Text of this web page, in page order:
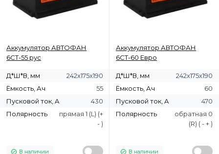
Аккумулятор АВТОФАН
6СТ-55 рус
Д*Ш*В, мм
242x175x190
Ёмкость, Ач
55
Пусковой ток, A
430
Полярность
прямая 1 (L) (+
- )
В наличии
Аккумулятор АВТОФАН
6СТ-60 Евро
Д*Ш*В, мм
242x175x190
Ёмкость, Ач
60
Пусковой ток, A
470
Полярность
обратная 0
(R) ( - + )
В наличии